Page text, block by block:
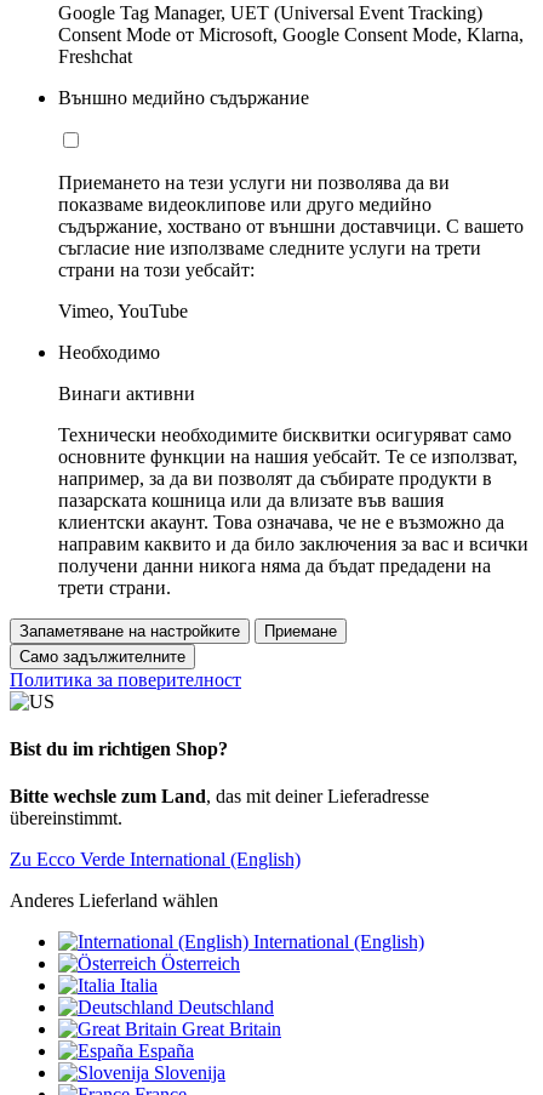
Google Tag Manager, UET (Universal Event Tracking)
Consent Mode от Microsoft, Google Consent Mode, Klarna,
Freshchat
Външно медийно съдържание
Приемането на тези услуги ни позволява да ви
показваме видеоклипове или друго медийно
съдържание, хоствано от външни доставчици. С вашето
съгласие ние използваме следните услуги на трети
страни на този уебсайт:
Vimeo, YouTube
Необходимо
Винаги активни
Технически необходимите бисквитки осигуряват само
основните функции на нашия уебсайт. Те се използват,
например, за да ви позволят да събирате продукти в
пазарската кошница или да влизате във вашия
клиентски акаунт. Това означава, че не е възможно да
направим каквито и да било заключения за вас и всички
получени данни никога няма да бъдат предадени на
трети страни.
Запаметяване на настройките
Приемане
Само задължителните
Политика за поверителност
Bist du im richtigen Shop?
Bitte wechsle zum Land, das mit deiner Lieferadresse
übereinstimmt.
Zu Ecco Verde International (English)
Anderes Lieferland wählen
International (English)
Österreich
Italia
Deutschland
Great Britain
España
Slovenija